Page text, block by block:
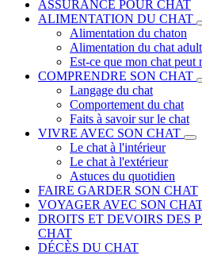
ASSURANCE POUR CHAT
ALIMENTATION DU CHAT
Alimentation du chaton
Alimentation du chat
Est-ce que mon chat peut
COMPRENDRE SON CHAT
Langage du chat
Comportement du chat
Faits à savoir sur le chat
VIVRE AVEC SON CHAT
Le chat à l'intérieur
Le chat à l'extérieur
Astuces du quotidien
FAIRE GARDER SON CHAT
VOYAGER AVEC SON
DROITS ET DEVOIRS DES
CHAT
DÉCÈS DU CHAT